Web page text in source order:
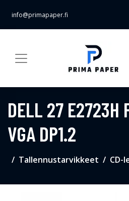
info@primapaper.fi
DELL 27 E2723H
VGA DP1.2
Tallennustarvikkeet CD-